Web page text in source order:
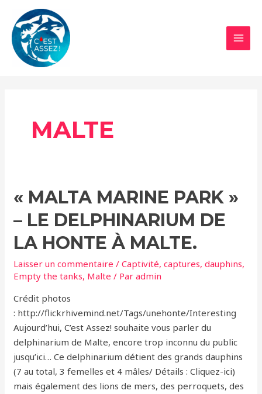
contenu
MALTE
« MALTA MARINE PARK »
– LE DELPHINARIUM DE
LA HONTE À MALTE.
Laisser un commentaire /Captivité,captures,dauphins,
Empty the tanks, Malte / Paradmin
Crédit photos
: http://flickrhivemind.net/Tags/unehonte/Interesting
Aujourd’hui, C’est Assez! souhaite vous parler du
delphinarium de Malte, encore trop inconnu du public
jusqu’ici… Ce delphinarium détient des grands dauphins
(7 au total, 3 femelles et 4 mâles/ Détails : Cliquez-ici)
mais également des lions de mers, des perroquets, des